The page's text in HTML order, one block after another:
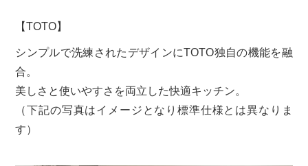
【TOTO】
シンプルで洗練されたデザインにTOTO独自の機能を融
合。
美しさと使いやすさを両立した快適キッチン。
（下記の写真はイメージとなり標準仕様とは異なりま
す）